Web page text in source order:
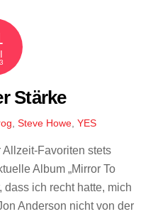
Stärke
Steve Howe, YES
Favoriten stets
Album „Mirror To
dass ich recht hatte, mich
Anderson nicht von der